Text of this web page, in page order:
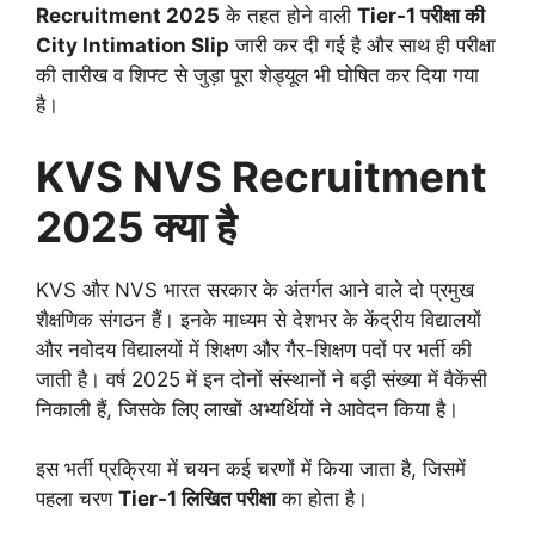
Recruitment 2025 के तहत होने वाली Tier-1 परीक्षा की
City Intimation Slip जारी कर दी गई है और साथ ही परीक्षा
की तारीख व शिफ्ट से जुड़ा पूरा शेड्यूल भी घोषित कर दिया गया
है।
KVS NVS Recruitment
2025 क्या है
KVS और NVS भारत सरकार के अंतर्गत आने वाले दो प्रमुख
शैक्षणिक संगठन हैं। इनके माध्यम से देशभर के केंद्रीय विद्यालयों
और नवोदय विद्यालयों में शिक्षण और गैर-शिक्षण पदों पर भर्ती की
जाती है। वर्ष 2025 में इन दोनों संस्थानों ने बड़ी संख्या में वैकेंसी
निकाली हैं, जिसके लिए लाखों अभ्यर्थियों ने आवेदन किया है।
इस भर्ती प्रक्रिया में चयन कई चरणों में किया जाता है, जिसमें
पहला चरण Tier-1 लिखित परीक्षाका होता है।